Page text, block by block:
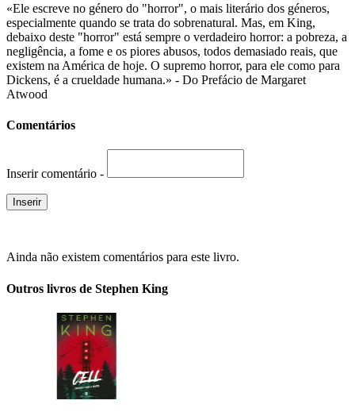
«Ele escreve no género do "horror", o mais literário dos géneros,
especialmente quando se trata do sobrenatural. Mas, em King,
debaixo deste "horror" está sempre o verdadeiro horror: a pobreza, a
negligência, a fome e os piores abusos, todos demasiado reais, que
existem na América de hoje. O supremo horror, para ele como para
Dickens, é a crueldade humana.» - Do Prefácio de Margaret
Atwood
Comentários
Inserir comentário -
Ainda não existem comentários para este livro.
Outros livros de Stephen King